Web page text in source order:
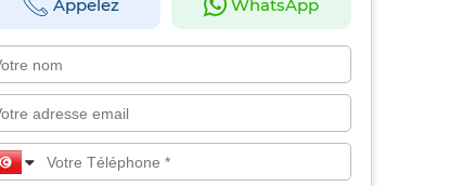
Appelez WhatsApp